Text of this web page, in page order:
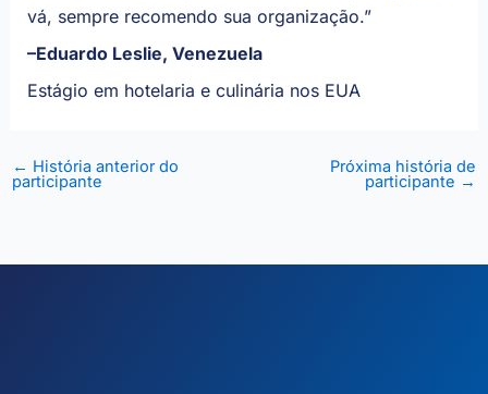
vá, sempre recomendo sua organização.”
–Eduardo Leslie, Venezuela
Estágio em hotelaria e culinária nos EUA
← História anterior do
participante
Próxima história de
participante →